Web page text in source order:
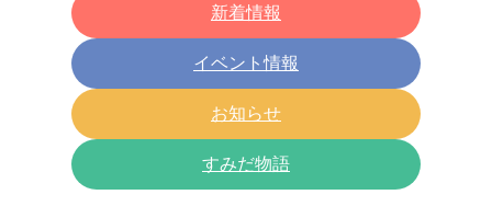
新着情報
イベント情報
お知らせ
すみだ物語